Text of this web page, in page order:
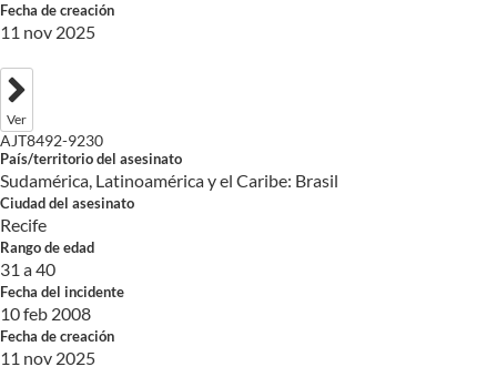
Fecha de creación
11 nov 2025
Ver
AJT8492-9230
País/territorio del asesinato
Sudamérica, Latinoamérica y el Caribe: Brasil
Ciudad del asesinato
Recife
Rango de edad
31 a 40
Fecha del incidente
10 feb 2008
Fecha de creación
11 nov 2025